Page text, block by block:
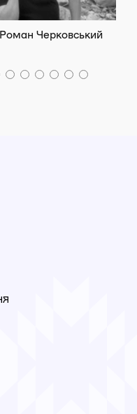
Роман Черковський